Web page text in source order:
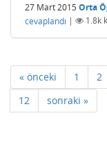
27 Mart 2015 Orta
cevaplandı | 1.8k
« önceki 1 2
12
sonraki »